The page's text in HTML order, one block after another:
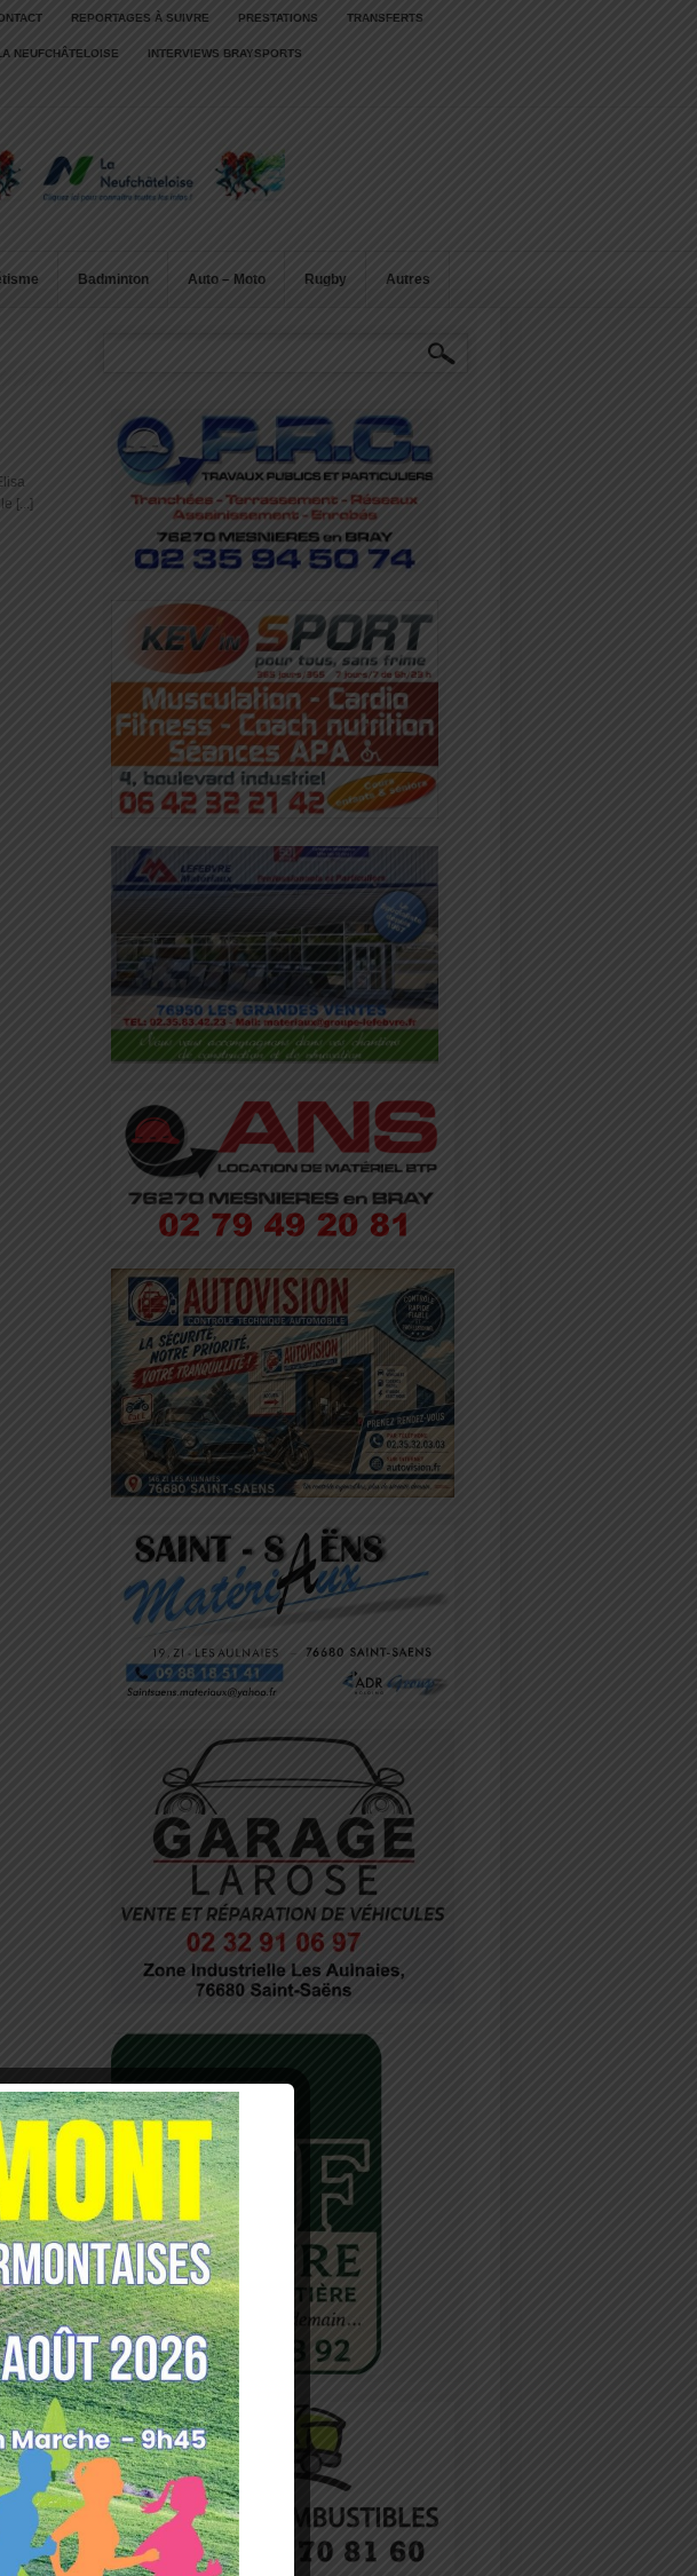
REPORTAGES À SUIVRE PRESTATIONS TRANSFERTS
NEUFCHÂTELOISE INTERVIEWS BRAYSPORTS
Badminton Auto – Moto Rugby Autres
[...]